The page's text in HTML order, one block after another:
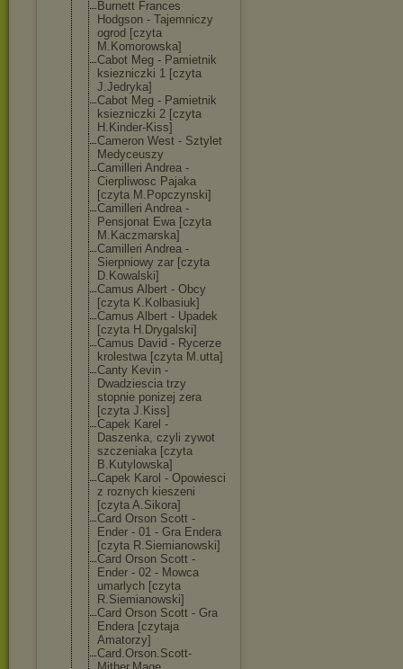
Burnett Frances
Hodgson - Tajemniczy
ogrod [czyta
M.Komorowska]
Cabot Meg - Pamietnik
ksiezniczki 1 [czyta
J.Jedryka]
Cabot Meg - Pamietnik
ksiezniczki 2 [czyta
H.Kinder-Kiss]
Cameron West - Sztylet
Medyceuszy
Camilleri Andrea -
Cierpliwosc Pajaka
[czyta M.Popczynski]
Camilleri Andrea -
Pensjonat Ewa [czyta
M.Kaczmarska]
Camilleri Andrea -
Sierpniowy zar [czyta
D.Kowalski]
Camus Albert - Obcy
[czyta K.Kolbasiuk]
Camus Albert - Upadek
[czyta H.Drygalski]
Camus David - Rycerze
krolestwa [czyta M.utta]
Canty Kevin -
Dwadziescia trzy
stopnie ponizej zera
[czyta J.Kiss]
Capek Karel -
Daszenka, czyli zywot
szczeniaka [czyta
B.Kutylowska]
Capek Karol - Opowiesci
z roznych kieszeni
[czyta A.Sikora]
Card Orson Scott -
Ender - 01 - Gra Endera
[czyta R.Siemianowski]
Card Orson Scott -
Ender - 02 - Mowca
umarlych [czyta
R.Siemianowski]
Card Orson Scott - Gra
Endera [czytaja
Amatorzy]
Card.Orson.Scott-